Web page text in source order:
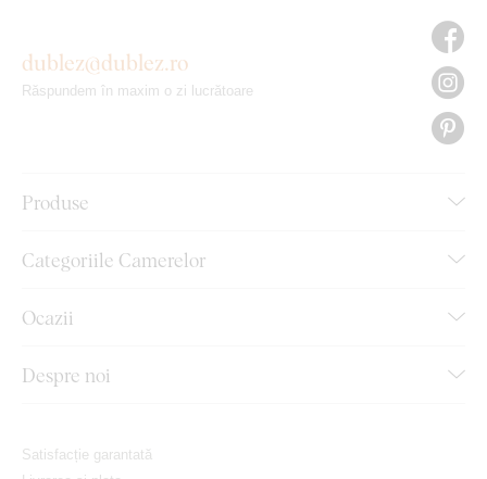
Produse
Categoriile Camerelor
Ocazii
Despre noi
dublez@dublez.ro
Răspundem în maxim o zi lucrătoare
Satisfacție garantată